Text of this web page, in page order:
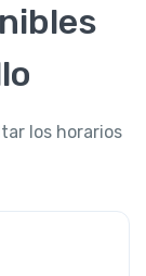
los horarios